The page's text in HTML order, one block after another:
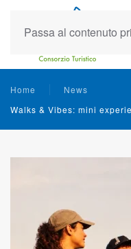
Passa al contenuto
Home
News
Walks & Vibes: mini